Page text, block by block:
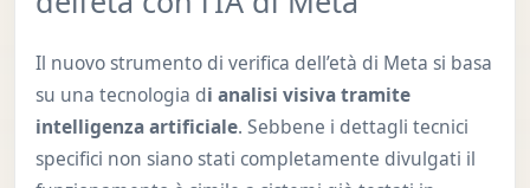
Il nuovo strumento di verifica dell’età di Meta si basa
su una tecnologia di analisi visiva tramite
intelligenza artificiale. Sebbene i dettagli tecnici
specifici non siano stati completamente divulgati il